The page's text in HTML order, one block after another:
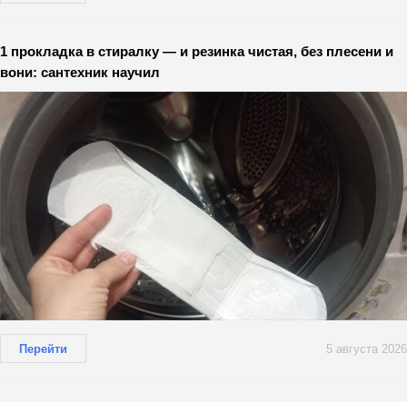
1 прокладка в стиралку — и резинка чистая, без плесени и
вони: сантехник научил
Перейти 5 августа 2026